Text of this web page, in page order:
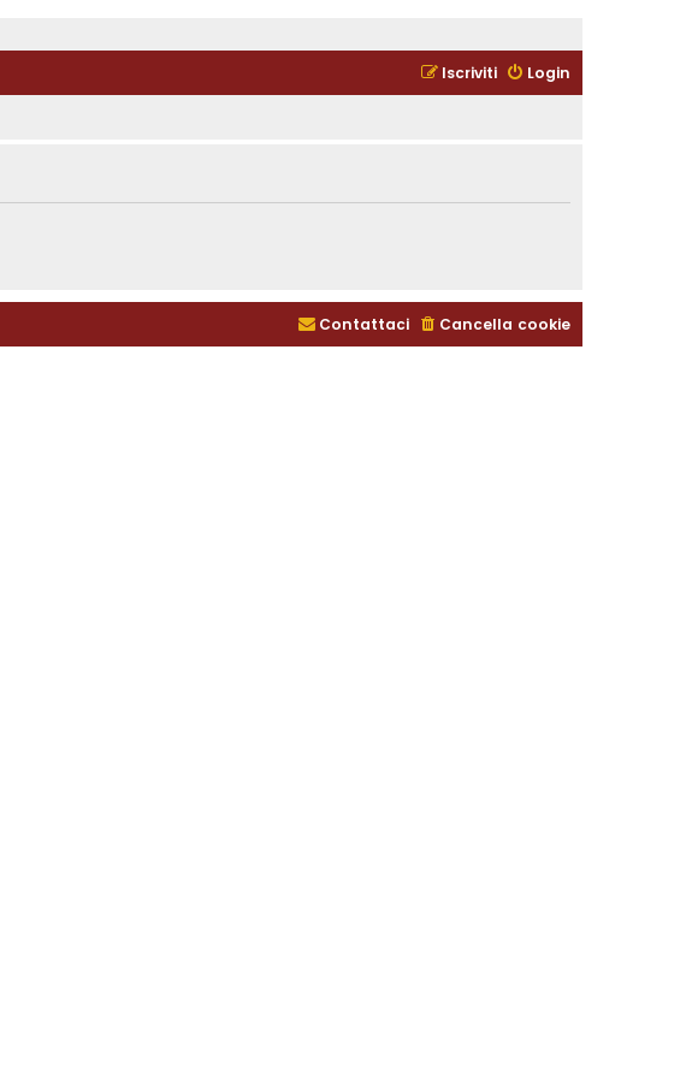
Login
Iscriviti
Cancella cookie
Contattaci